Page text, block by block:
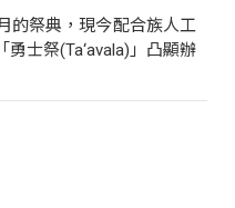
的祭典，現今配合族人工
士祭(Ta‘avala)」凸顯辦